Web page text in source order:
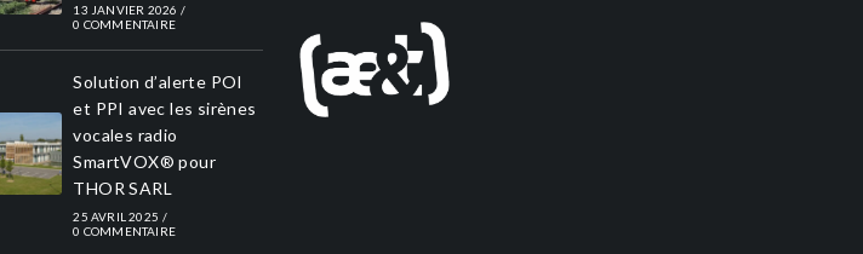
13 JANVIER 2026 /
0 COMMENTAIRE
Solution d’alerte POI
et PPI avec les sirènes
vocales radio
SmartVOX® pour
THOR SARL
25 AVRIL 2025 /
0 COMMENTAIRE